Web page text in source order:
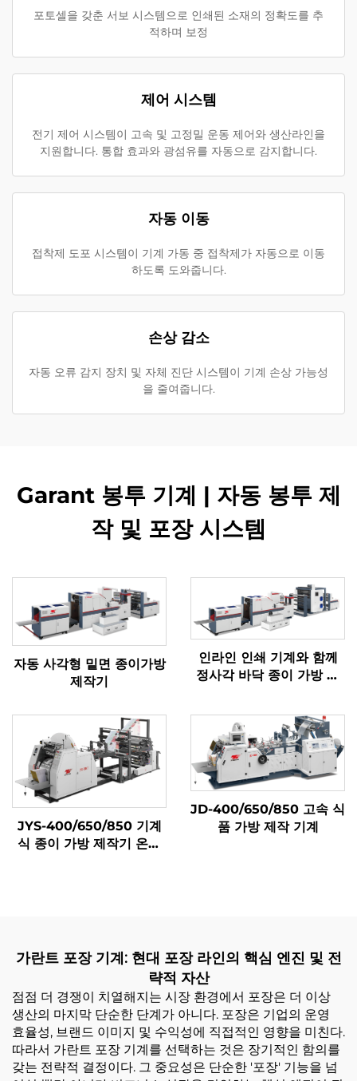
포토셀을 갖춘 서보 시스템으로 인쇄된 소재의 정확도를 추
적하며 보정
제어 시스템
전기 제어 시스템이 고속 및 고정밀 운동 제어와 생산라인을
지원합니다. 통합 효과와 광섬유를 자동으로 감지합니다.
자동 이동
접착제 도포 시스템이 기계 가동 중 접착제가 자동으로 이동
하도록 도와줍니다.
손상 감소
자동 오류 감지 장치 및 자체 진단 시스템이 기계 손상 가능성
을 줄여줍니다.
Garant 봉투 기계 | 자동 봉투 제
작 및 포장 시스템
자동 사각형 밑면 종이가방
제작기
인라인 인쇄 기계와 함께
정사각 바닥 종이 가방 기
JYS-400/650/850 기계
식 종이 가방 제작기 온라
JD-400/650/850 고속 식
품 가방 제작 기계
가란트 포장 기계: 현대 포장 라인의 핵심 엔진 및 전
략적 자산
점점 더 경쟁이 치열해지는 시장 환경에서 포장은 더 이상
생산의 마지막 단순한 단계가 아니다. 포장은 기업의 운영
효율성, 브랜드 이미지 및 수익성에 직접적인 영향을 미친다.
따라서 가란트 포장 기계를 선택하는 것은 장기적인 함의를
갖는 전략적 결정이다. 그 중요성은 단순한 '포장' 기능을 넘